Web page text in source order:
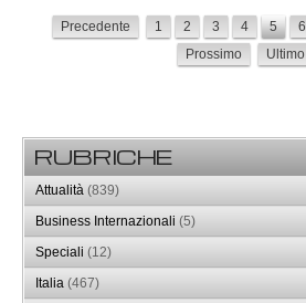
Precedente 1 2 3 4 5 6
Prossimo
Ultimo
RUBRICHE
Attualità (839)
Business Internazionali (5)
Speciali (12)
Italia (467)